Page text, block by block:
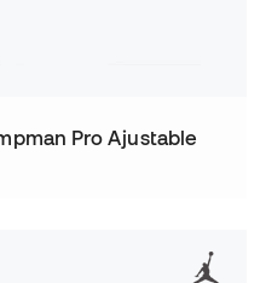
Pro Ajustable